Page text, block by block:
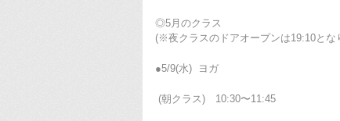
◎5月のクラス
(※夜クラスのドアオープンは19:10とな
●5/9(水) ヨガ
(朝クラス) 10:30〜11:45